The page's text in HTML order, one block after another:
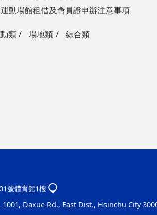
運動場館租借及會員證申辦注意事項
類 場地類 綜合類
號體育館1樓
Daxue Rd., East Dist., Hsinchu City